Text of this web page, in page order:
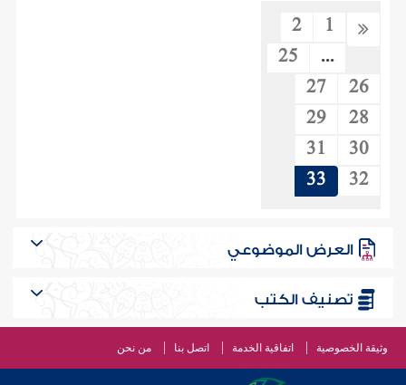
1
2
...
25
26
27
28
29
30
31
32
33
العرض الموضوعي
تصنيف الكتب
وثيقة الخصوصية اتفاقية الخدمة اتصل بنا من نحن